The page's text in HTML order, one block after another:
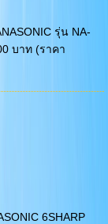
รุ่น NA-
บาท (ราคา
6SHARP